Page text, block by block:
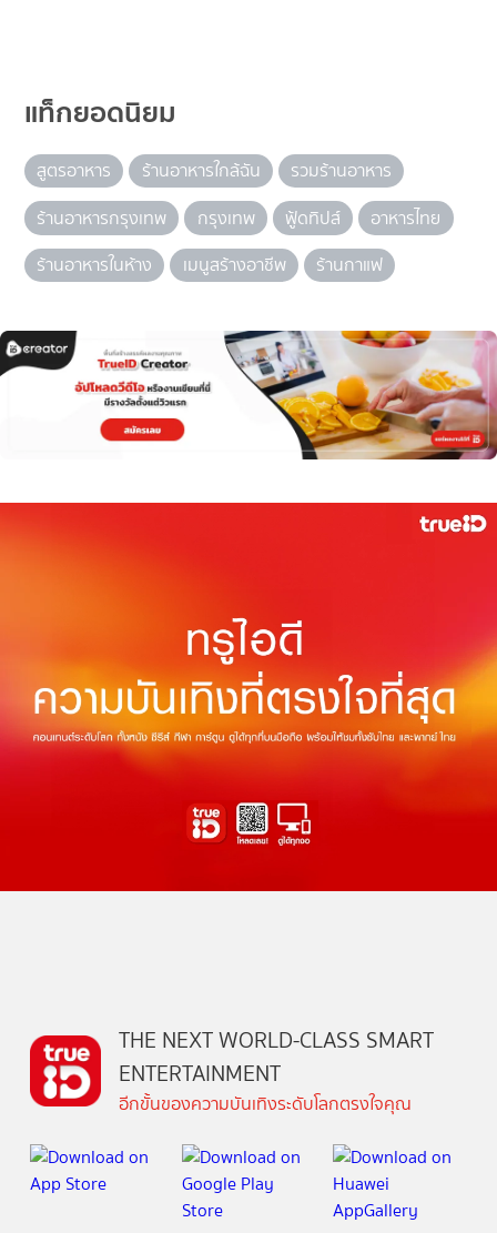
แท็กยอดนิยม
สูตรอาหาร ร้านอาหารใกล้ฉัน
รวมร้านอาหาร
ร้านอาหารกรุงเทพ
กรุงเทพ ฟู้ดทิปส์
อาหารไทย
ร้านอาหารในห้าง
เมนูสร้างอาชีพ ร้านกาแฟ
THE NEXT WORLD-CLASS SMART
ENTERTAINMENT
อีกขั้นของความบันเทิงระดับโลกตรงใจคุณ